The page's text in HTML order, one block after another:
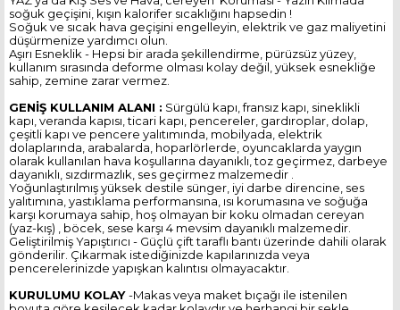
soğuk geçişini, kışın kalorifer sıcaklığını hapsedin !
Soğuk ve sıcak hava geçişini engelleyin, elektrik ve gaz maliyetini
düşürmenize yardımcı olun.
Aşırı Esneklik - Hepsi bir arada şekillendirme, pürüzsüz yüzey,
kullanım sırasında deforme olması kolay değil, yüksek esnekliğe
sahip, zemine zarar vermez.
GENİŞ KULLANIM ALANI : Sürgülü kapı, fransız kapı, sineklikli
kapı, veranda kapısı, ticari kapı, pencereler, gardıroplar, dolap,
çeşitli kapı ve pencere yalıtımında, mobilyada, elektrik
dolaplarında, arabalarda, hoparlörlerde, oyuncaklarda yaygın
olarak kullanılan hava koşullarına dayanıklı, toz geçirmez, darbeye
dayanıklı, sızdırmazlık, ses geçirmez malzemedir .
Yoğunlaştırılmış yüksek destile sünger, iyi darbe direncine, ses
yalıtımına, yastıklama performansına, ısı korumasına ve soğuğa
karşı korumaya sahip, hoş olmayan bir koku olmadan cereyan
(yaz-kış) , böcek, sese karşı 4 mevsim dayanıklı malzemedir.
Geliştirilmiş Yapıştırıcı - Güçlü çift taraflı bantı üzerinde dahili olarak
gönderilir. Çıkarmak istediğinizde kapılarınızda veya
pencerelerinizde yapışkan kalıntısı olmayacaktır.
KURULUMU KOLAY-Makas veya maket bıçağı ile istenilen